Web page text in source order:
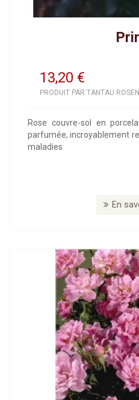
13,20 €
PRODUIT PAR TANTAU ROSEN
Rose couvre-sol en
parfumée, incroyablement
maladies
En